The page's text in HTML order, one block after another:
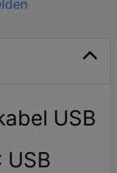
USB
USB